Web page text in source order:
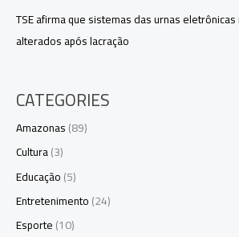
TSE afirma que sistemas das urnas
alterados após lacração
CATEGORIES
Amazonas(89)
Cultura(3)
Educação(5)
Entretenimento(24)
Esporte(10)